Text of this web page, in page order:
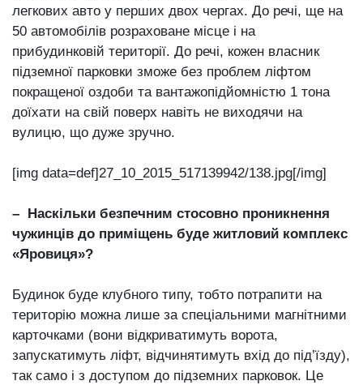
легкових авто у перших двох чергах. До речі, ще на
50 автомобілів розраховане місце і на
прибудинковій території. До речі, кожен власник
підземної парковки зможе без проблем ліфтом
покращеної оздоби та вантажопідйомністю 1 тона
доїхати на свій поверх навіть не виходячи на
вулицю, що дуже зручно.
[img data=def]27_10_2015_517139942/138.jpg[/img]
– Наскільки безпечним стосовно проникнення
чужинців до приміщень буде житловий комплекс
«Яровиця»?
Будинок буде клубного типу, тобто потрапити на
територію можна лише за спеціальними магнітними
карточками (вони відкриватимуть ворота,
запускатимуть ліфт, відчинятимуть вхід до під’їзду),
так само і з доступом до підземних парковок. Це